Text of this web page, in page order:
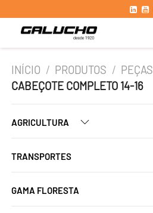
INÍCIO / PRODUTOS / PEÇAS
CABEÇOTE COMPLETO 14-16
AGRICULTURA
TRANSPORTES
GAMA FLORESTA